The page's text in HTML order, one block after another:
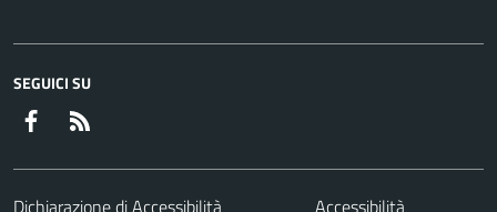
SEGUICI SU
Facebook
Dichiarazione di Accessibilità Accessibilità